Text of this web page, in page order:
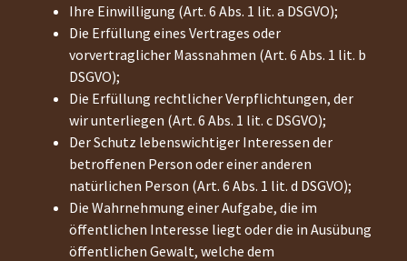
Ihre Einwilligung (Art. 6 Abs. 1 lit. a DSGVO);
Die Erfüllung eines Vertrages oder
vorvertraglicher Massnahmen (Art. 6 Abs. 1 lit. b
DSGVO);
Die Erfüllung rechtlicher Verpflichtungen, der
wir unterliegen (Art. 6 Abs. 1 lit. c DSGVO);
Der Schutz lebenswichtiger Interessen der
betroffenen Person oder einer anderen
natürlichen Person (Art. 6 Abs. 1 lit. d DSGVO);
Die Wahrnehmung einer Aufgabe, die im
öffentlichen Interesse liegt oder die in Ausübung
öffentlichen Gewalt, welche dem